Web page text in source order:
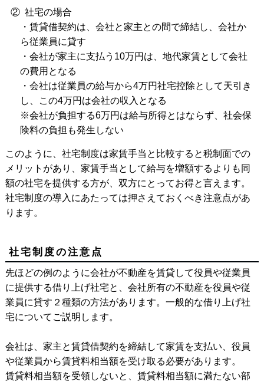
② 社宅の場合
・賃貸借契約は、会社と家主との間で締結し、会社か
ら従業員に貸す
・会社が家主に支払う10万円は、地代家賃として会社
の費用となる
・会社は従業員の給与から4万円社宅控除として天引き
し、この4万円は会社の収入となる
※会社が負担する6万円は給与所得とはならず、社会保
険料の負担も発生しない
このように、社宅制度は家賃手当と比較すると税制面での
メリットがあり、家賃手当として給与を増額するよりも同
額の社宅を提供する方が、双方にとってお得と言えます。
社宅制度の導入にあたっては押さえておくべき注意点があ
ります。
社宅制度の注意点
先ほどの例のように会社が不動産を賃貸して役員や従業員
に提供する借り上げ社宅と、会社所有の不動産を役員や従
業員に貸す２種類の方法があります。一般的な借り上げ社
宅についてご説明します。
会社は、家主と賃貸借契約を締結して家賃を支払い、役員
や従業員から賃貸料相当額を受け取る必要があります。
賃貸料相当額を受領しないと、賃貸料相当額に満たない部